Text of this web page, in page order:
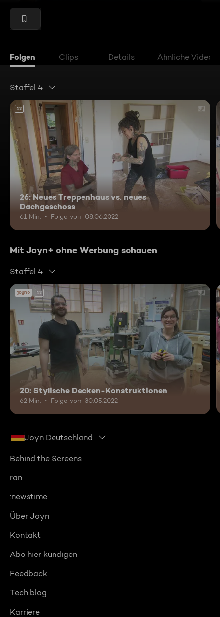
Folgen Clips Details Ähnliche Videos
Staffel 4
12
26: Neues Treppenhaus vs. neues
Dachgeschoss
61 Min. Folge vom 08.06.2022
Mit Joyn+ ohne Werbung schauen
Staffel 4
12
20: Stylische Decken-Konstruktionen
62 Min. Folge vom 30.05.2022
Joyn Deutschland
Behind the Screens
ran
:newstime
Über Joyn
Kontakt
Abo hier kündigen
Feedback
Tech blog
Karriere